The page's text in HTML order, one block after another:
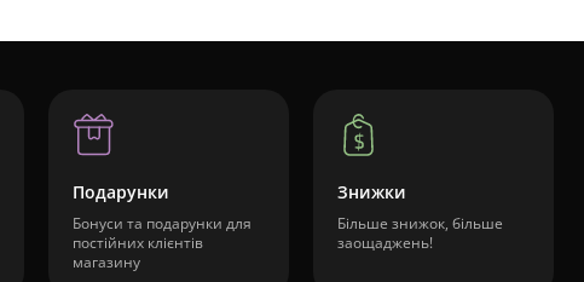
Подарунки
Бонуси та подарунки для
постійних клієнтів
магазину
Знижки
Більше знижок, більше
заощаджень!